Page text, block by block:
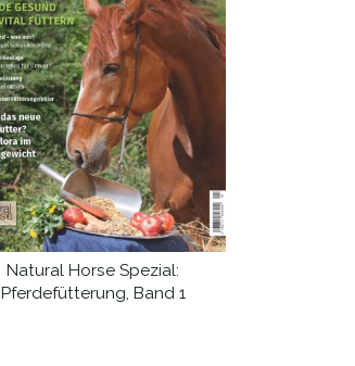
WEITERLESEN
Natural Horse Spezial:
Pferdefütterung, Band 1